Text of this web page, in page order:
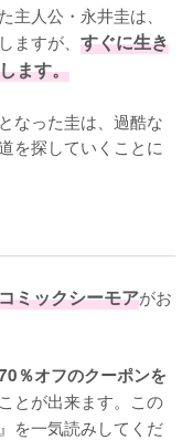
人公・永井圭は、
すが、 すぐに生き
ます。
なった圭は、過酷な
を探していくことに
ミックシーモアがお
％オフのクーポンを
とが出来ます。この
を一気読みしてくだ